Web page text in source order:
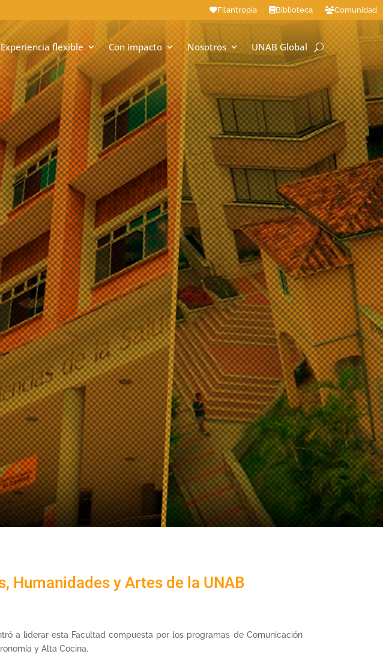
Filantropía Biblioteca Comunidad
Experiencia flexible Con impacto Nosotros UNAB Global
Humanidades y Artes de la UNAB
a liderar esta Facultad compuesta por los programas de Comunicación
y Alta Cocina.